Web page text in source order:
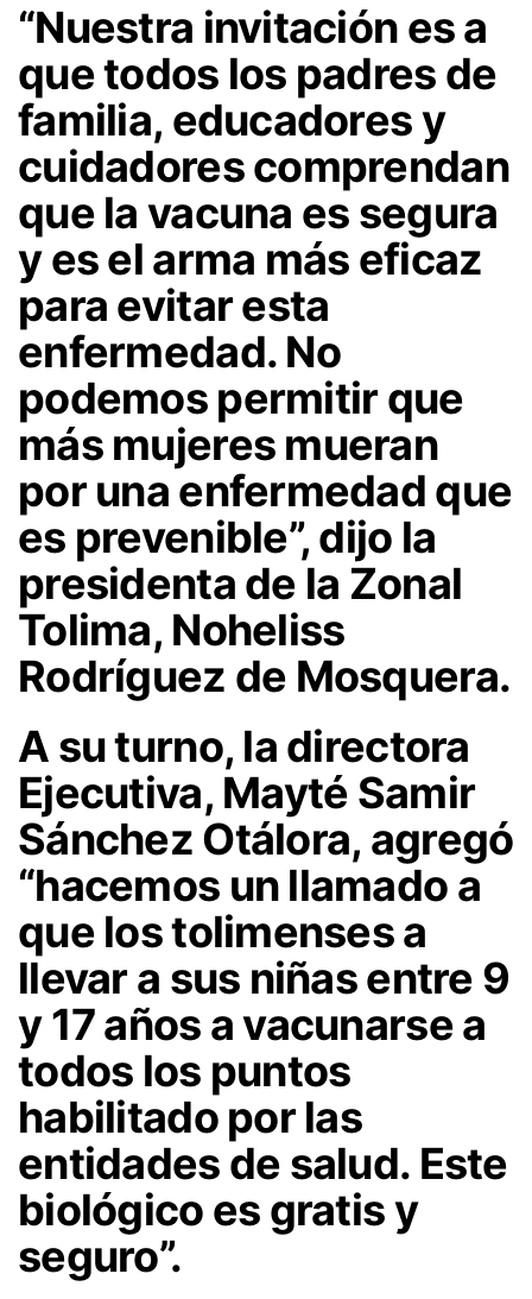
“Nuestra invitación es a
que todos los padres de
familia, educadores y
cuidadores comprendan
que la vacuna es segura
y es el arma más eficaz
para evitar esta
enfermedad. No
podemos permitir que
más mujeres mueran
por una enfermedad que
es prevenible”, dijo la
presidenta de la Zonal
Tolima, Noheliss
Rodríguez de Mosquera.
A su turno, la directora
Ejecutiva, Mayté Samir
Sánchez Otálora, agregó
“hacemos un llamado a
que los tolimenses a
llevar a sus niñas entre 9
y 17 años a vacunarse a
todos los puntos
habilitado por las
entidades de salud. Este
biológico es gratis y
seguro”.